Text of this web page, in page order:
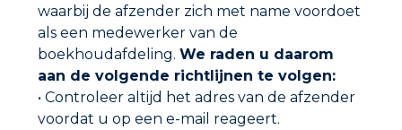
SCHOORSTEENVEEGPOEDER
waarbij de afzender zich met name voordoet
als een medewerker van de
boekhoudafdeling. We raden u daarom
aan de volgende richtlijnen te volgen:
• Controleer altijd het adres van de afzender
voordat u op een e-mail reageert.